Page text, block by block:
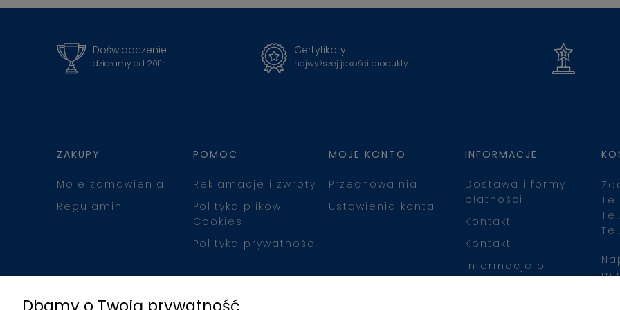
Doświadczenie
działamy od 2011r.
Certyfikaty
najwyższej jakości produkty
ZAKUPY
Moje zamówienia
Regulamin
POMOC
Reklamacje i zwroty
Polityka plików
Cookies
Polityka prywatności
MOJE KONTO
Przechowalnia
Ustawienia konta
INFORMACJE
Dostawa i formy
płatności
Kontakt
Kontakt
Informacje o